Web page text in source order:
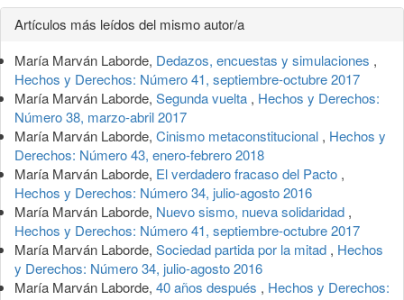
Detalles
del
artículo
Artículos más leídos del mismo autor/a
María Marván Laborde, Dedazos, encuestas y simulaciones ,
Hechos y Derechos: Número 41, septiembre-octubre 2017
María Marván Laborde, Segunda vuelta , Hechos y Derechos:
Número 38, marzo-abril 2017
María Marván Laborde, Cinismo metaconstitucional , Hechos y
Derechos: Número 43, enero-febrero 2018
María Marván Laborde, El verdadero fracaso del Pacto ,
Hechos y Derechos: Número 34, julio-agosto 2016
María Marván Laborde, Nuevo sismo, nueva solidaridad ,
Hechos y Derechos: Número 41, septiembre-octubre 2017
María Marván Laborde, Sociedad partida por la mitad , Hechos
y Derechos: Número 34, julio-agosto 2016
María Marván Laborde, 40 años después , Hechos y Derechos: